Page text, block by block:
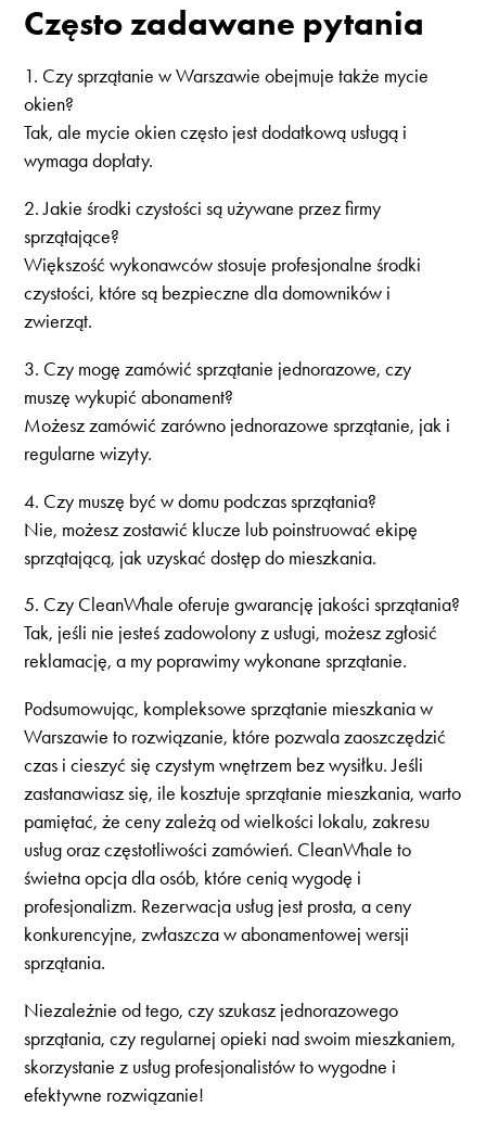
Często zadawane pytania
1. Czy sprzątanie w Warszawie obejmuje także mycie
okien?
Tak, ale mycie okien często jest dodatkową usługą i
wymaga dopłaty.
2. Jakie środki czystości są używane przez firmy
sprzątające?
Większość wykonawców stosuje profesjonalne środki
czystości, które są bezpieczne dla domowników i
zwierząt.
3. Czy mogę zamówić sprzątanie jednorazowe, czy
muszę wykupić abonament?
Możesz zamówić zarówno jednorazowe sprzątanie, jak i
regularne wizyty.
4. Czy muszę być w domu podczas sprzątania?
Nie, możesz zostawić klucze lub poinstruować ekipę
sprzątającą, jak uzyskać dostęp do mieszkania.
5. Czy CleanWhale oferuje gwarancję jakości sprzątania?
Tak, jeśli nie jesteś zadowolony z usługi, możesz zgłosić
reklamację, a my poprawimy wykonane sprzątanie.
Podsumowując, kompleksowe sprzątanie mieszkania w
Warszawie to rozwiązanie, które pozwala zaoszczędzić
czas i cieszyć się czystym wnętrzem bez wysiłku. Jeśli
zastanawiasz się, ile kosztuje sprzątanie mieszkania, warto
pamiętać, że ceny zależą od wielkości lokalu, zakresu
usług oraz częstotliwości zamówień. CleanWhale to
świetna opcja dla osób, które cenią wygodę i
profesjonalizm. Rezerwacja usług jest prosta, a ceny
konkurencyjne, zwłaszcza w abonamentowej wersji
sprzątania.
Niezależnie od tego, czy szukasz jednorazowego
sprzątania, czy regularnej opieki nad swoim mieszkaniem,
skorzystanie z usług profesjonalistów to wygodne i
efektywne rozwiązanie!